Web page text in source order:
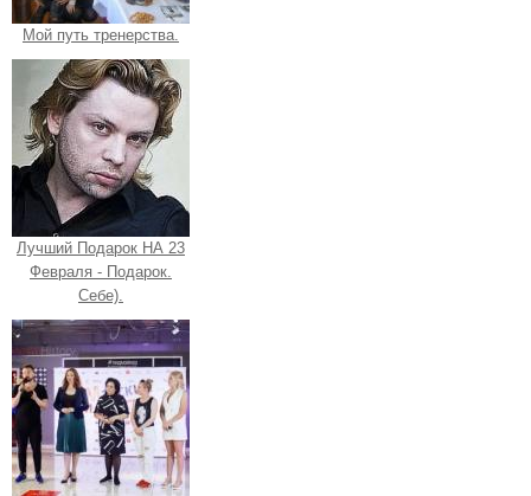
Мой путь тренерства.
Лучший Подарок НА 23
Февраля - Подарок.
Себе).